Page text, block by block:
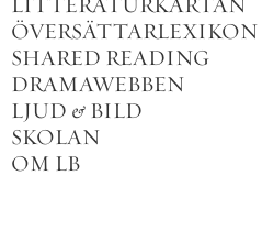
ÖVERSÄTTARLEXIKON
SHARED READING
DRAMAWEBBEN
LJUD & BILD
SKOLAN
OM LB